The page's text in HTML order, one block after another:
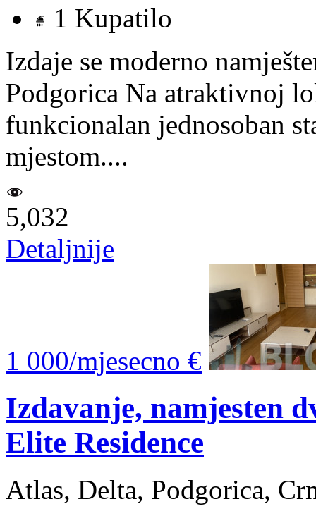
1 Kupatilo
Izdaje se moderno
Podgorica Na atraktivnoj
funkcionalan jednosoban
mjestom....
5,032
Detaljnije
1 000/mjesecno €
Izdavanje, namjesten
Elite Residence
Atlas, Delta, Podgorica,